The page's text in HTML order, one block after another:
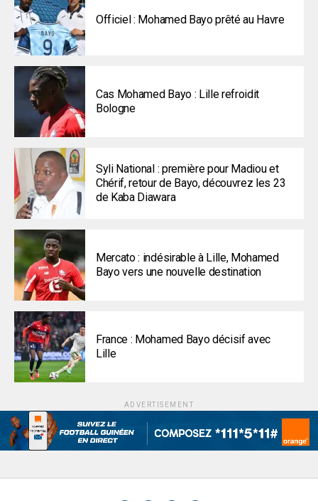
Officiel : Mohamed Bayo prêté au Havre
Cas Mohamed Bayo : Lille refroidit
Bologne
Syli National : première pour Madiou et
Chérif, retour de Bayo, découvrez les 23
de Kaba Diawara
Mercato : indésirable à Lille, Mohamed
Bayo vers une nouvelle destination
France : Mohamed Bayo décisif avec
Lille
ADVERTISEMENT